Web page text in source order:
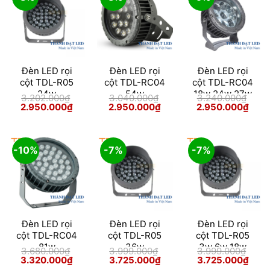
Đèn LED rọi
cột TDL-R05
24w
3.202.000₫
Giá
gốc
2.950.000₫Giá
2.950.000₫.
Đèn LED rọi
cột TDL-RC04
54w
3.040.000₫
Giá
gốc
2.950.000₫Giá
2.950.000₫.
Đèn LED rọi
cột TDL-RC04
18w 24w 27w
36w 54w 81w
3.240.000₫
Giá
gốc
2.950.000₫Giá
-10%
Đèn LED rọi
cột TDL-RC04
81w
3.680.000₫
Giá
gốc
3.320.000₫Giá
-7%
Đèn LED rọi
cột TDL-R05
36w
3.999.000₫
Giá
gốc
3.725.000₫Giá
hiện
-7%
Đèn LED rọi
cột TDL-R05
3w 6w 18w
24w 36w
3.999.000₫
Giá
gốc
3.725.000₫Giá
hiện